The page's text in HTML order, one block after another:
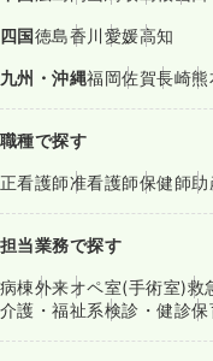
四国徳島香川愛媛高知
九州・沖縄福岡佐賀長崎熊
職種で探す
正看護師准看護師保健師助
担当業務で探す
病棟外来オペ室(手術室)救
介護・福祉系検診・健診保